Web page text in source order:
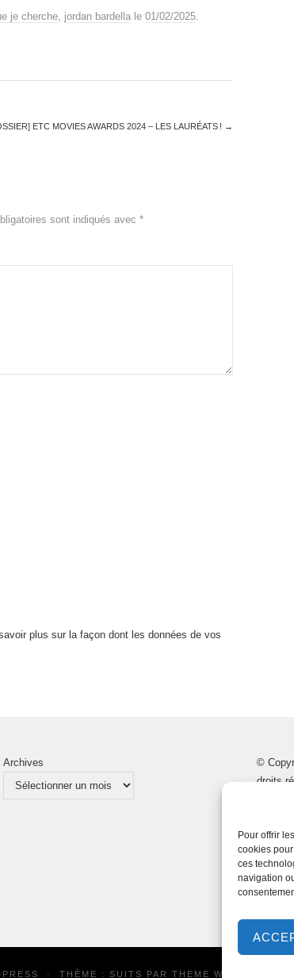
Pour offrir
cookies
ces
navigation
je cherche jordan bardella le 01/02/2025
ETC MOVIES AWARDS 2024 – LES LAURÉATS ! →
sont indiqués avec *
plus sur la façon dont les données de vos
Archives
©
droits
· THÈME : SUITS PAR THEME WEAVER